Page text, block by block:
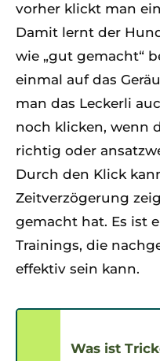
vorher klickt man
Damit lernt der
wie „gut gemacht“
einmal auf das
man das Leckerli
noch klicken, wenn
richtig oder
Durch den Klick
Zeitverzögerung
gemacht hat. Es ist
Trainings, die
effektiv sein kann.
Was ist